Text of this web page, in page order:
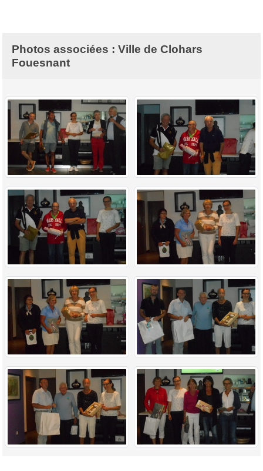
Photos associées : Ville de Clohars
Fouesnant